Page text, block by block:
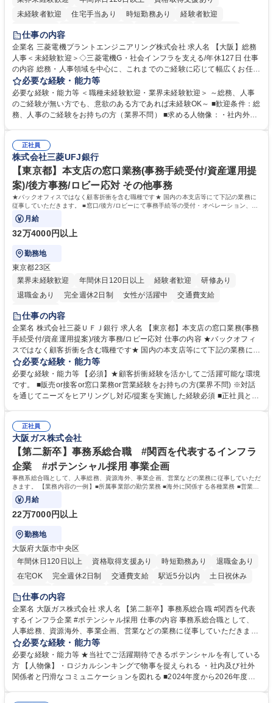
未経験者歓迎
住宅手当あり 時短勤務あり
経験者歓迎
退職金あり
駅近5分以内
土日祝休み 服装自由 寮・社宅あり 食事補助あり
仕事の内容
企業名 三菱電機プラントエンジニアリング株式会社 求人名 【大阪】総務
人事＜未経験歓迎＞◇三菱電機G・社会インフラを支える/年休127日 仕事
の内容 総務・人事領域を中心に、これまでのご経験に応じて幅広くお任せ
します。 ＜具体的には＞ ・総務/人事労務（給与・社保・勤怠管理など）
・採用・教育研修 ・福利厚生運用 など ※基本的には事務所勤務ですが、
採用や教育等の業務内容により、関西圏以外への日帰り・宿泊を伴う国内
出張もございます。 ※担当業務を持ちつつ、お互いに助け合いながら、総
必要な経験・能力等
必要な経験・能力等 ＜職種未経験歓迎・業界未経験歓迎＞ ～総務、人事
のご経験が無い方でも、意欲のある方であれば未経験OK～ ■歓迎条件：総
務、人事のご経験をお持ちの方（業界不問） ■求める人物像：・社内外の
正社員
株式会社三菱UFJ銀行
【東京都】本支店の窓口業務(事務手続受付/資産運用提
案)/後方事務/ロビー応対 その他事務
★バックオフィスではなく顧客折衝を含む職種です★ 国内の本支店等にて下記の業務に
従事していただきます。 ■窓口/後方/ロビーにて事務手続等の受付・オペレーション、お
客様対応
月給
32万4000円以上
勤務地
東京都23区
業界未経験歓迎
年間休日120日以上 経験者歓迎
研修あり
退職金あり
完全週休2日制 女性が活躍中
交通費支給
土日祝休み
仕事の内容
企業名 株式会社三菱ＵＦＪ銀行 求人名 【東京都】本支店の窓口業務(事務
手続受付/資産運用提案)/後方事務/ロビー応対 仕事の内容 ★バックオフィ
スではなく顧客折衝を含む職種です★ 国内の本支店等にて下記の業務に従
事していただきます。 ■窓口/後方/ロビーにて事務手続等の受付・オペレ
ーション、お客様対応 ■窓口にて、ご来店された個人のお客様に対して金
融商品のご提案 ■効率的な事務運用の検討・構築等 ≪業務紹介：ご応募前
に必ずご覧ください≫ ※記事 https://www.mysite.bk.mufg.jp/career/circle/
必要な経験・能力等
必要な経験・能力等 【必須】★顧客折衝経験を活かしてご活躍可能な環境
です。 ■販売or接客or窓口業務or営業経験をお持ちの方(業界不問) ※対話
を通じてニーズをヒアリングし対応/提案を実施した経験必須 ■正社員とし
るので安心して入行いただけます。 幅広いキャリアの選択肢があり、公募
や社内副業等を活用し、 一人ひとりが挑戦できるカルチャーが浸透してい
ます。 学歴・資格 学歴：大学院 大学 高専 短大 専修学校 高校 語学力：
資格：
正社員
大阪ガス株式会社
【第二新卒】事務系総合職 #関西を代表するインフラ
企業 #ポテンシャル採用 事業企画
事務系総合職として、人事総務、資源海外、事業企画、営業などの業務に従事していただ
きます。 【業務内容の一例】■所属事業部の勤労業務 ■海外に関係する各種業務 ■営業部
門の企画スタッフ、ルート営業
月給
22万7000円以上
勤務地
大阪府大阪市中央区
年間休日120日以上
資格取得支援あり 時短勤務あり
退職金あり
在宅OK
完全週休2日制 交通費支給 駅近5分以内
土日祝休み
服装自由
第二新卒歓迎
仕事の内容
企業名 大阪ガス株式会社 求人名 【第二新卒】事務系総合職 #関西を代表
するインフラ企業 #ポテンシャル採用 仕事の内容 事務系総合職として、
人事総務、資源海外、事業企画、営業などの業務に従事していただきま
す。 【業務内容の一例】■所属事業部の勤労業務 ■海外に関係する各種業
務 ■営業部門の企画スタッフ、ルート営業 【キャリアパス】入社後の配属
ポジションで一定期間ご活躍頂いた後、本人の適性及び将来のキャリアを
鑑みてジョブローテーションを行います。 【育成】OJTでの現場育成や研
必要な経験・能力等
必要な経験・能力等 ★当社でご活躍期待できるポテンシャルを有している
方 【人物像】・ロジカルシンキングで物事を捉えられる ・社内及び社外
関係者と円滑なコミュニケーションを図れる ■2024年度から2026年度ま